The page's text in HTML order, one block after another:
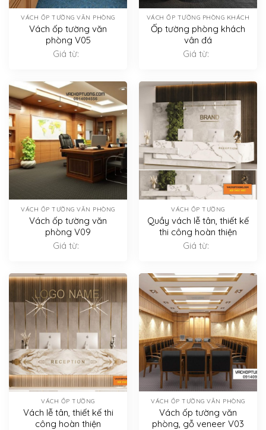
VÁCH ỐP TƯỜNG VĂN PHÒNG
Vách ốp tường văn
phòng V05
Giá từ:
VÁCH ỐP TƯỜNG PHÒNG KHÁCH
Ốp tường phòng khách
vân đá
Giá từ:
VÁCH ỐP TƯỜNG VĂN PHÒNG
Vách ốp tường văn
phòng V09
Giá từ:
VÁCH ỐP TƯỜNG
Quầy vách lễ tân, thiết kế
thi công hoàn thiện
Giá từ:
VÁCH ỐP TƯỜNG
Vách lễ tân, thiết kế thi
công hoàn thiện
VÁCH ỐP TƯỜNG VĂN PHÒNG
Vách ốp tường văn
phòng, gỗ veneer V03